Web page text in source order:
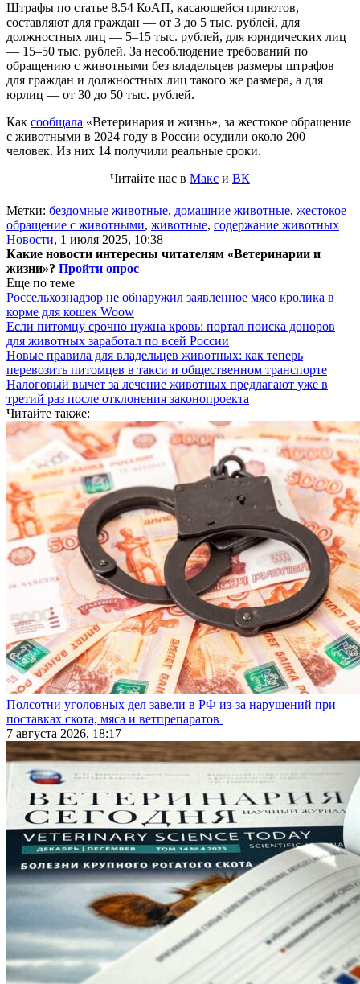
Штрафы по статье 8.54 КоАП, касающейся приютов,
составляют для граждан — от 3 до 5 тыс. рублей, для
должностных лиц — 5–15 тыс. рублей, для юридических лиц
— 15–50 тыс. рублей. За несоблюдение требований по
обращению с животными без владельцев размеры штрафов
для граждан и должностных лиц такого же размера, а для
юрлиц — от 30 до 50 тыс. рублей.
Как сообщала «Ветеринария и жизнь», за жестокое обращение
с животными в 2024 году в России осудили около 200
человек. Из них 14 получили реальные сроки.
Читайте нас в Макс и ВК
Метки: бездомные животные, домашние животные, жестокое
обращение с животными, животные, содержание животных
Новости, 1 июля 2025, 10:38
Какие новости интересны читателям «Ветеринарии и
жизни»? Пройти опрос
Еще по теме
Россельхознадзор не обнаружил заявленное мясо кролика в
корме для кошек Woow
Если питомцу срочно нужна кровь: портал поиска доноров
для животных заработал по всей России
Новые правила для владельцев животных: как теперь
перевозить питомцев в такси и общественном транспорте
Налоговый вычет за лечение животных предлагают уже в
третий раз после отклонения законопроекта
Читайте также:
Полсотни уголовных дел завели в РФ из-за нарушений при
поставках скота, мяса и ветпрепаратов
7 августа 2026, 18:17